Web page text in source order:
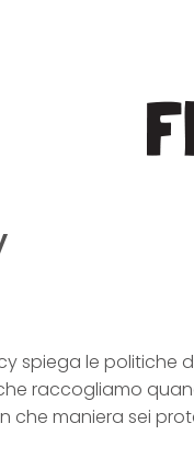
spiega le politiche
raccogliamo
che maniera sei